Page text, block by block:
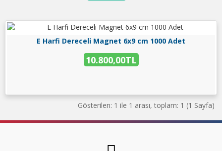
E Harfi Dereceli Magnet 6x9 cm 1000 Adet
10.800,00TL
Gösterilen: 1 ile 1 arası, toplam: 1 (1 Sayfa)